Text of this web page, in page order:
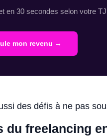
en 30 secondes selon votre
mon revenu →
des défis à ne pas
freelancing